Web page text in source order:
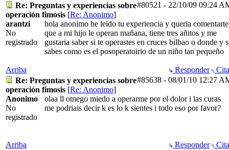
#80521 - 22/10/09 09:24
Re: Preguntas y experiencias sobre
operación fimosis [Re: Anonimo]
arantzi
No
registrado
hola anonimo he leido tu experiencia y queria comentarte
que a mi hijo le operan mañana, tiene tres añitos y me
gustaria saber si te operastes en cruces bilbao o donde y
sabes como es el posoperatoirio de un niño tan pequeño
Arriba Responder
#85638 - 08/01/10 12:27
Re: Preguntas y experiencias sobre
operación fimosis [Re: Anonimo]
Anonimo
No
registrado
olaa ll otnego miedo a operarme por el dolor i las curas
me podriais decir k es lo k sientes i todo eso por favor?
Arriba Responder